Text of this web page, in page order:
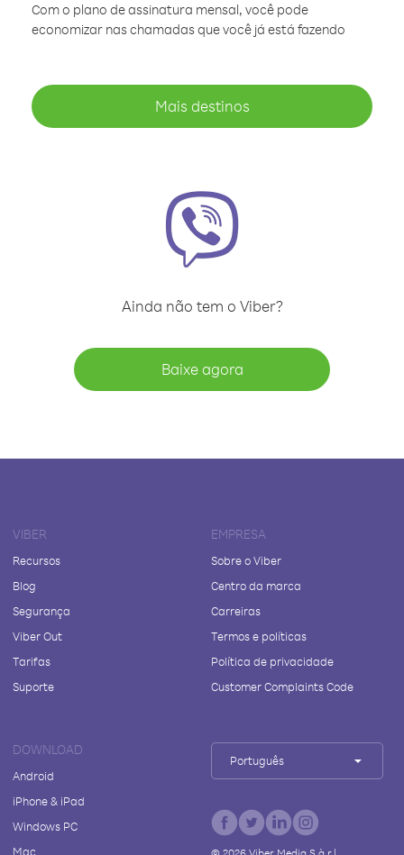
Com o plano de assinatura mensal, você pode
economizar nas chamadas que você já está fazendo
Mais destinos
Ainda não tem o Viber?
Baixe agora
VIBER
Recursos
Blog
Segurança
Viber Out
Tarifas
Suporte
EMPRESA
Sobre o Viber
Centro da marca
Carreiras
Termos e políticas
Política de privacidade
Customer Complaints Code
DOWNLOAD
Android
iPhone & iPad
Windows PC
Mac
Português